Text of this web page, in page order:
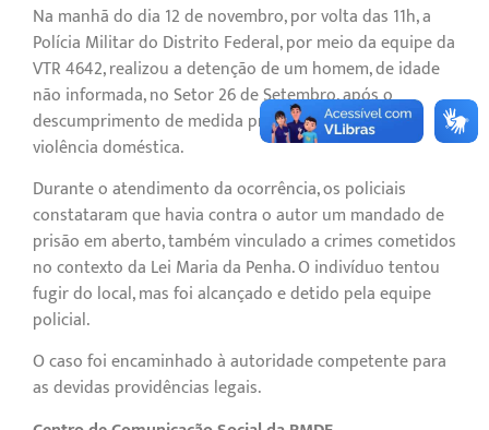
Na manhã do dia 12 de novembro, por volta das 11h, a
Polícia Militar do Distrito Federal, por meio da equipe da
VTR 4642, realizou a detenção de um homem, de idade
não informada, no Setor 26 de Setembro, após o
descumprimento de medida protetiva relacionada a
violência doméstica.
Durante o atendimento da ocorrência, os policiais
constataram que havia contra o autor um mandado de
prisão em aberto, também vinculado a crimes cometidos
no contexto da Lei Maria da Penha. O indivíduo tentou
fugir do local, mas foi alcançado e detido pela equipe
policial.
O caso foi encaminhado à autoridade competente para
as devidas providências legais.